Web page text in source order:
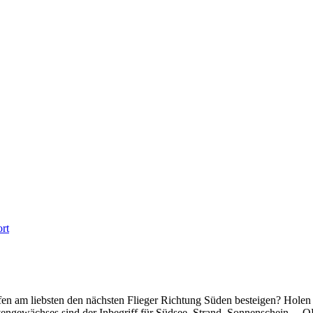
am liebsten den nächsten Flieger Richtung Süden besteigen?